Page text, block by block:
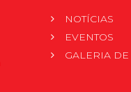
NOTÍCIAS
EVENTOS
GALERIA DE